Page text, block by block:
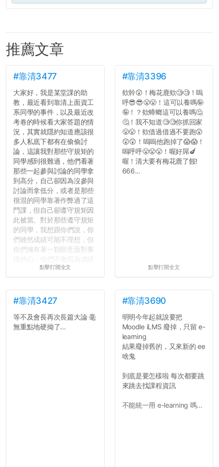
推薦文章
#靠清3477
大家好，我是某堂課的助
教，最近看到靠清上面資工
系同學的事件，以及最近改
考卷的時候看大家答題的情
況，其實就隱約知道應該很
多人私底下都有在偷偷討
論，這讓我對那些守規矩的
同學感到很難過，他們看著
那些一起參與討論的同學拿
到高分，自己卻因為沒參與
討論而拿低分，或者是那些
很混的同學靠著作弊過了這
門課，但自己卻遵守規矩因
此被當。對於那些遵守規矩
的同學，我想跟你們說，你
們雖然成績可能不理想，但
你們擁有著一顆願意面對事
壓力而選擇逃避(作弊)，在
績無法體現你們的努力，但
往後你們正直的態度一定會
讓你們在社會上適應得更
好。最後，那些作弊的同
點擊打開全文
#靠清3396
欸幹😲！梅花鹿欸🧐🧐！嗚
呼😎😎😤😤！這可以養嗎🤪
🤪！？欸蟑螂這可以養嗎🤔
🤔！我不知道🧐🧐你抓回家
😤😤！欸借過借過不要跑😲
😲😲！嗚嗚他跑掉了😱😱！
嗚呼呼😤😤😤！喔好屌🍆
喔！清大要有梅花鹿了餒!
666...
點擊打開全文
#靠清3427
等不及會長再次長篇大論 毫
無重點地硬拗了...
#靠清3690
明明今年起就說要把
Moodle iLMS 廢掉，只留 e-
learning
結果廢掉舊的，又來新的 ee
啥鬼
到底是要怎樣啦 每次都要跳
來跳去找課程資訊
不能統一用 e-learning 嗎...